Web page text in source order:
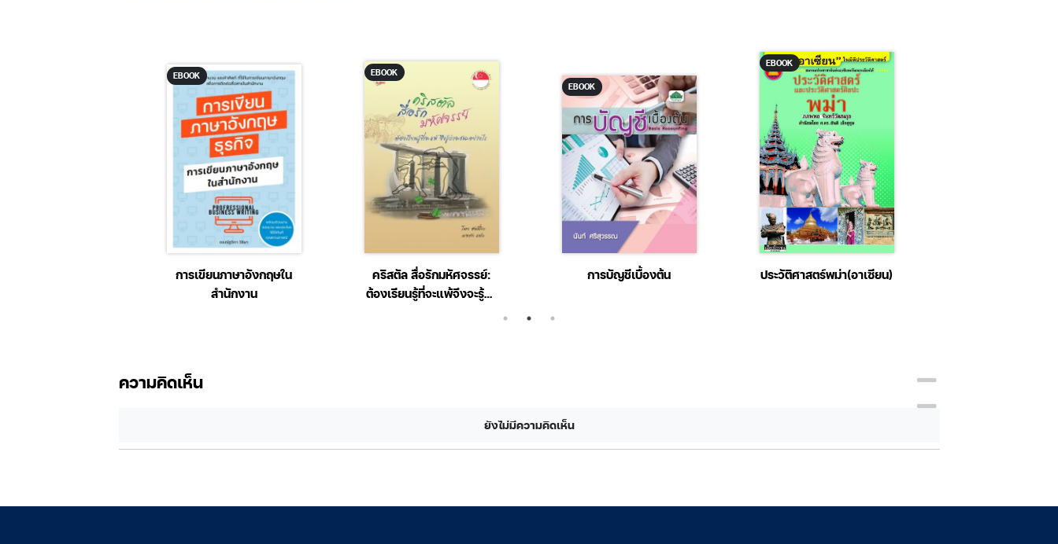
EBOOK
การเขียนภาษาอังกฤษใน
สำนักงาน
EBOOK
คริสตัล สื่อรักมหัศจรรย์:
ต้องเรียนรู้ที่จะแพ้จึงจะรู้ว่า
EBOOK
การบัญชีเบื้องต้น
EBOOK
ประวัติศาสตร์พม่า(อาเซียน)
ความคิดเห็น
ยังไม่มีความคิดเห็น